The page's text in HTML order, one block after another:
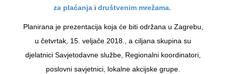
za plaćanja i društvenim mrežama.
Planirana je prezentacija koja će biti održana u Zagrebu,
u četvrtak, 15. veljače 2018., a ciljana skupina su
djelatnici Savjetodavne službe, Regionalni koordinatori,
poslovni savjetnici, lokalne akcijske grupe.